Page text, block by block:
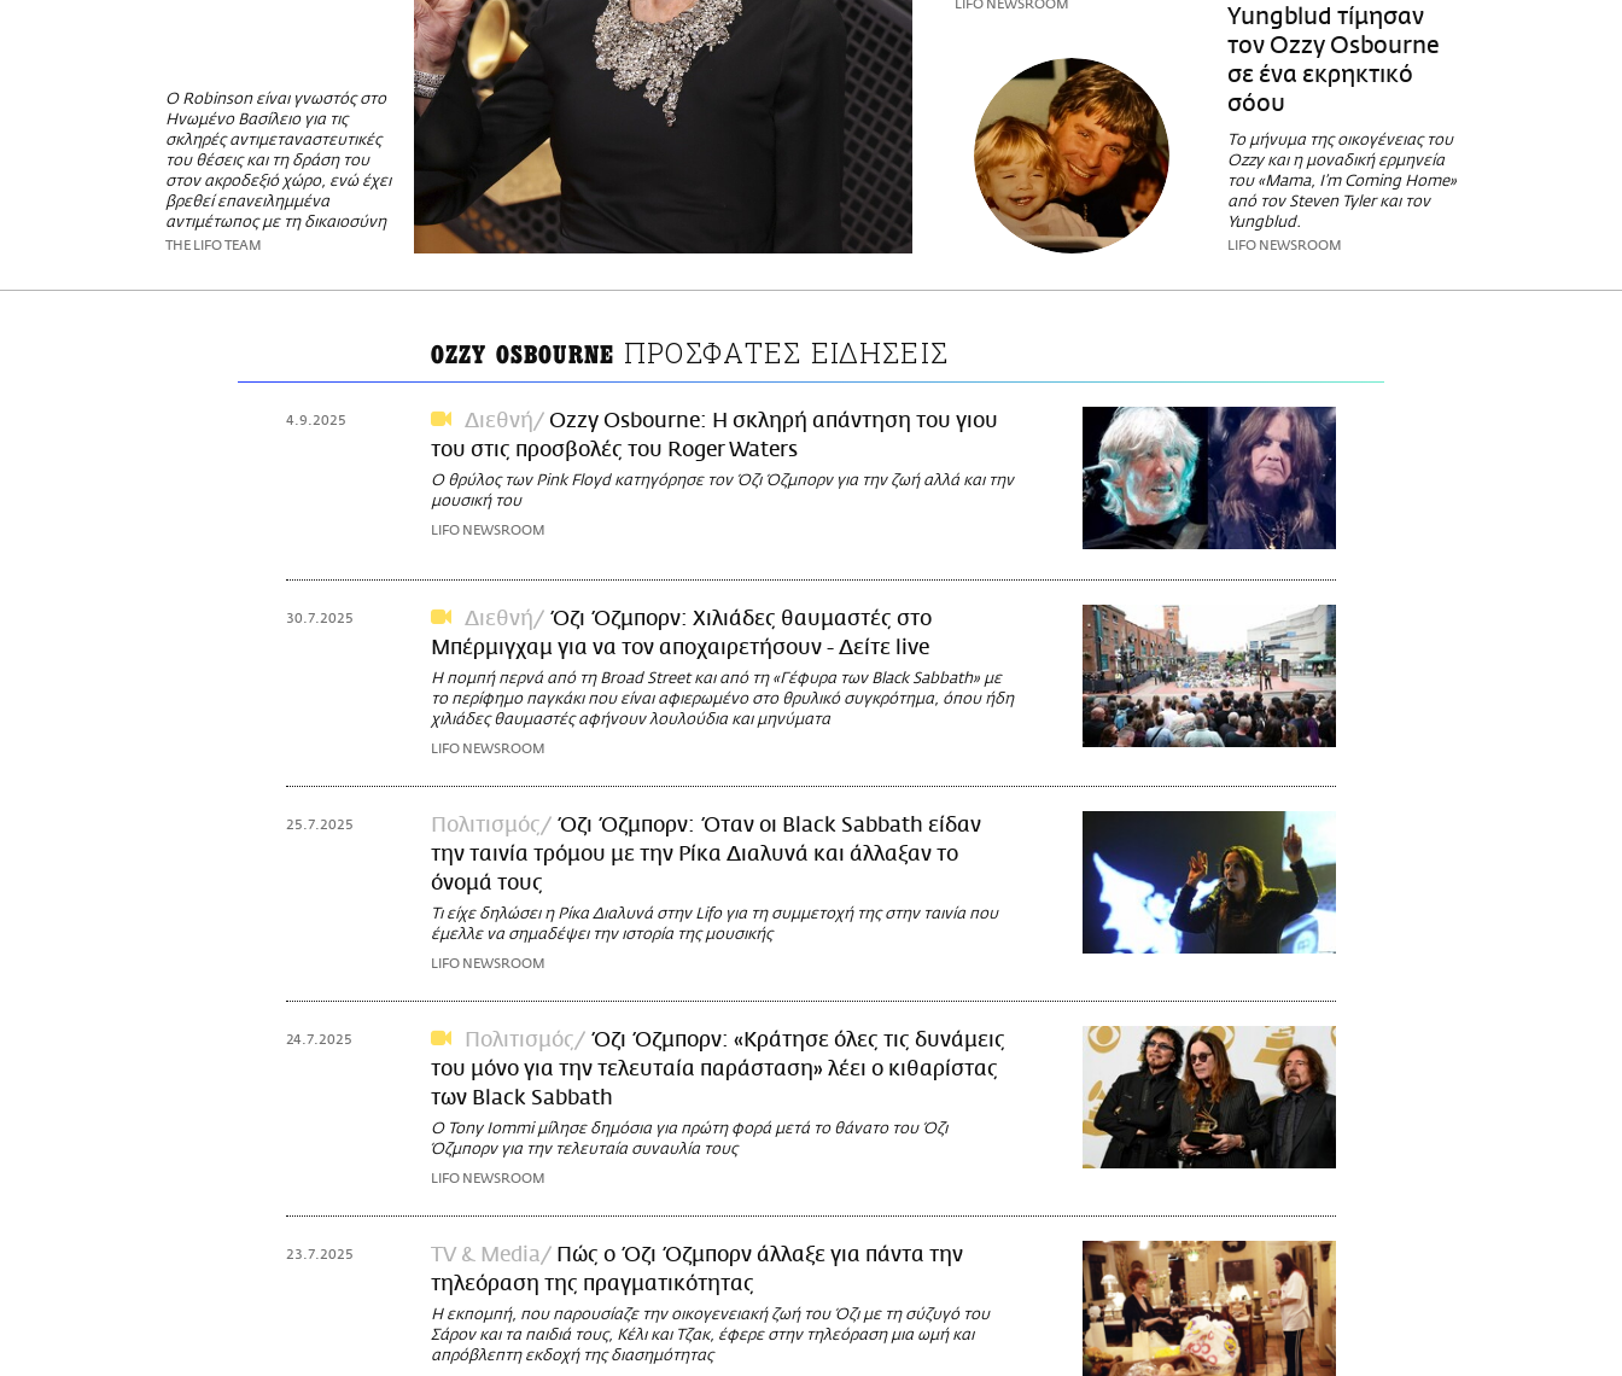
Ο Robinson είναι γνωστός στο
Ηνωμένο Βασίλειο για τις
σκληρές αντιμεταναστευτικές
του θέσεις και τη δράση του
στον ακροδεξιό χώρο, ενώ έχει
βρεθεί επανειλημμένα
αντιμέτωπος με τη δικαιοσύνη
THE LIFO TEAM
LIFO NEWSROOM
Yungblud τίμησαν
τον Ozzy Osbourne
σε ένα εκρηκτικό
σόου
Το μήνυμα της οικογένειας του
Ozzy και η μοναδική ερμηνεία
του «Mama, I’m Coming Home»
από τον Steven Tyler και τον
Yungblud.
LIFO NEWSROOM
OZZY OSBOURNE ΠΡΟΣΦΑΤΕΣ ΕΙΔΗΣΕΙΣ
4.9.2025 Διεθνή
Ozzy Osbourne: H σκληρή απάντηση του γιου
του στις προσβολές του Rοger Waters
Ο θρύλος των Pink Floyd κατηγόρησε τον Όζι Όζμπορν για την ζωή αλλά και την
μουσική του
LIFO NEWSROOM
30.7.2025 Διεθνή
Όζι Όζμπορν: Χιλιάδες θαυμαστές στο
Μπέρμιγχαμ για να τον αποχαιρετήσουν - Δείτε live
Η πομπή περνά από τη Broad Street και από τη «Γέφυρα των Black Sabbath» με
το περίφημο παγκάκι που είναι αφιερωμένο στο θρυλικό συγκρότημα, όπου ήδη
χιλιάδες θαυμαστές αφήνουν λουλούδια και μηνύματα
LIFO NEWSROOM
25.7.2025 Πολιτισμός
Όζι Όζμπορν: Όταν οι Black Sabbath είδαν
την ταινία τρόμου με την Ρίκα Διαλυνά και άλλαξαν το
όνομά τους
Τι είχε δηλώσει η Ρίκα Διαλυνά στην Lifo για τη συμμετοχή της στην ταινία που
έμελλε να σημαδέψει την ιστορία της μουσικής
LIFO NEWSROOM
24.7.2025 Πολιτισμός
Όζι Όζμπορν: «Κράτησε όλες τις δυνάμεις
του μόνο για την τελευταία παράσταση» λέει ο κιθαρίστας
των Black Sabbath
Ο Tony Iommi μίλησε δημόσια για πρώτη φορά μετά το θάνατο του Όζι
Όζμπορν για την τελευταία συναυλία τους
LIFO NEWSROOM
23.7.2025 TV & Media
Πώς ο Όζι Όζμπορν άλλαξε για πάντα την
τηλεόραση της πραγματικότητας
Η εκπομπή, που παρουσίαζε την οικογενειακή ζωή του Όζι με τη σύζυγό του
Σάρον και τα παιδιά τους, Κέλι και Τζακ, έφερε στην τηλεόραση μια ωμή και
απρόβλεπτη εκδοχή της διασημότητας